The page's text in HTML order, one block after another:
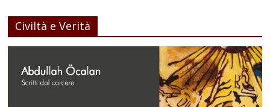
Civiltà e Verità